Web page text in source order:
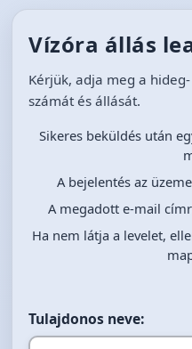
Vízóra állás
Kérjük, adja meg a
számát és állását.
Sikeres beküldés után
A bejelentés az
A megadott e-mail
Ha nem látja a levelet,
Tulajdonos neve: